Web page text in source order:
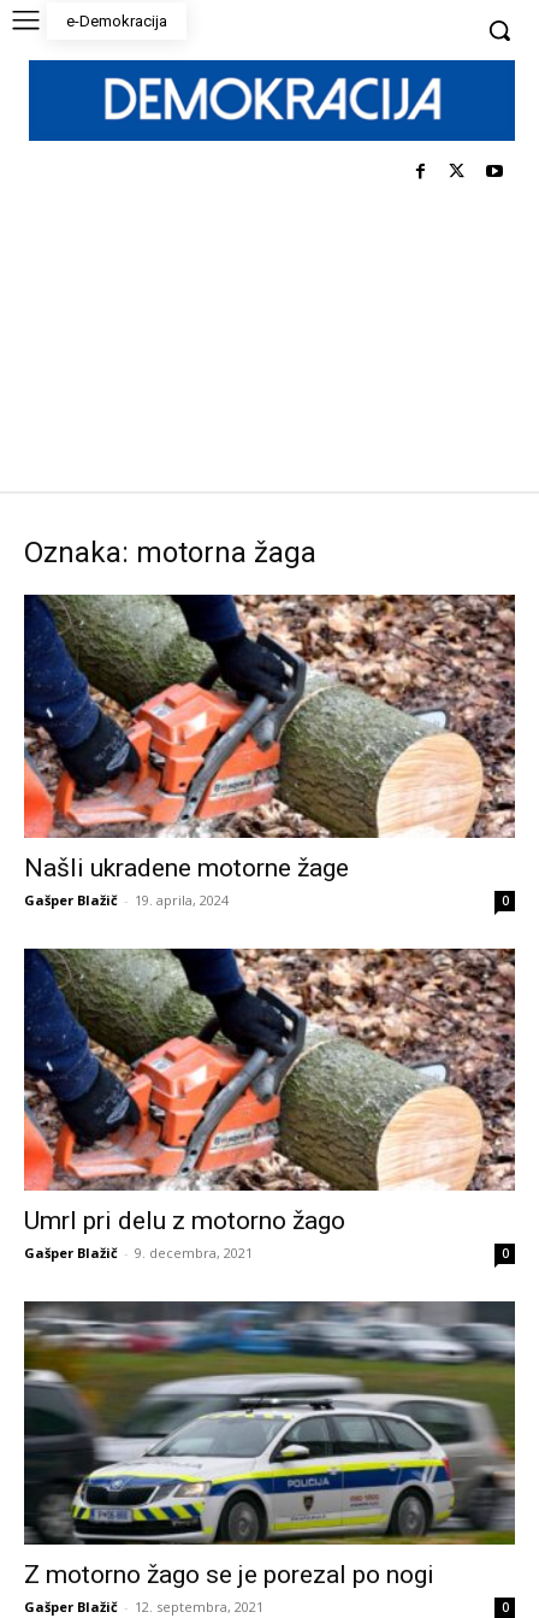
e-Demokracija
Oznaka: motorna žaga
Našli ukradene motorne žage
Gašper Blažič - 19. aprila, 2024 0
Umrl pri delu z motorno žago
Gašper Blažič - 9. decembra, 2021 0
Z motorno žago se je porezal po nogi
Gašper Blažič - 12. septembra, 2021 0